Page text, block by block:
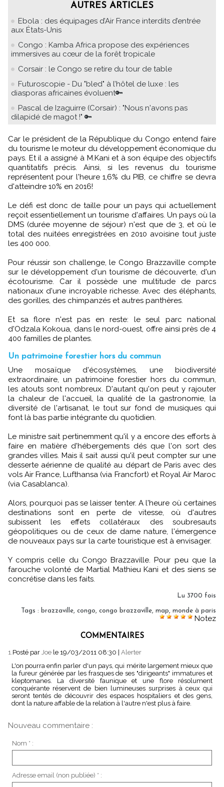
AUTRES ARTICLES
Ebola : des équipages d’Air France interdits d’entrée
aux États-Unis
Congo : Kamba Africa propose des expériences
immersives au cœur de la forêt tropicale
Corsair : le Congo se retire du tour de table
Futuroscopie - Du "bled" à l’hôtel de luxe : les
diasporas africaines évoluent🔑
Pascal de Izaguirre (Corsair) : "Nous n'avons pas
dilapidé de magot !" 🔑
Car le président de la République du Congo entend faire
du tourisme le moteur du développement économique du
pays. Et il a assigné à M.Kani et à son équipe des objectifs
quantitatifs précis. Ainsi, si les revenus du tourisme
représentent pour l'heure 1,6% du PIB, ce chiffre se devra
d'atteindre 10% en 2016!
Le défi est donc de taille pour un pays qui actuellement
reçoit essentiellement un tourisme d'affaires. Un pays où la
DMS (durée moyenne de séjour) n'est que de 3, et où le
total des nuitées enregistrées en 2010 avoisine tout juste
les 400 000.
Pour réussir son challenge, le Congo Brazzaville compte
sur le développement d'un tourisme de découverte, d'un
écotourisme. Car il possède une multitude de parcs
nationaux d'une incroyable richesse. Avec des éléphants,
des gorilles, des chimpanzés et autres panthères.
Et sa flore n'est pas en reste: le seul parc national
d'Odzala Kokoua, dans le nord-ouest, offre ainsi près de 4
400 familles de plantes.
Un patrimoine forestier hors du commun
Une mosaïque d'écosystèmes, une biodiversité
extraordinaire, un patrimoine forestier hors du commun,
les atouts sont nombreux. D'autant qu'on peut y rajouter
la chaleur de l'accueil, la qualité de la gastronomie, la
diversité de l'artisanat, le tout sur fond de musiques qui
font là bas partie intégrante du quotidien.
Le ministre sait pertinemment qu'il y a encore des efforts à
faire en matière d'hébergements dés que l'on sort des
grandes villes. Mais il sait aussi qu'il peut compter sur une
desserte aérienne de qualité au départ de Paris avec des
vols Air France, Lufthansa (via Francfort) et Royal Air Maroc
(via Casablanca).
Alors, pourquoi pas se laisser tenter. A l'heure où certaines
destinations sont en perte de vitesse, où d'autres
subissent les effets collatéraux des soubresauts
géopolitiques ou de ceux de dame nature, l'émergence
de nouveaux pays sur la carte touristique est à envisager.
Y compris celle du Congo Brazzaville. Pour peu que la
farouche volonté de Martial Mathieu Kani et des siens se
concrétise dans les faits.
Lu 3700 fois
Tags : brazzaville, congo, congo brazzaville, map, monde à paris
Notez
COMMENTAIRES
1. Posté par Joe le 19/03/2011 08:30
Alerter
L'on pourra enfin parler d'un pays, qui mérite largement mieux que
la fureur générée par les frasques de ses "dirigeants" immatures et
kleptomanes. La diversité faunique et une flore résolument
conquérante réservent de bien lumineuses surprises à ceux qui
seront tentés de découvrir des espaces hospitaliers et des gens,
dont la nature affable de la relation à l'autre n'est plus à faire.
Nouveau commentaire :
Nom * :
Adresse email (non publiée) * :